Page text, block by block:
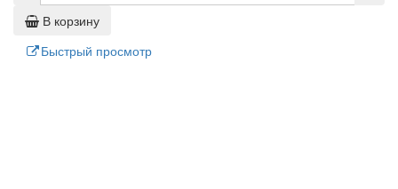
В корзину
Быстрый просмотр